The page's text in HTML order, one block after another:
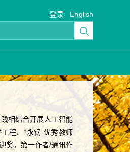
登录 English
相结合开展人工智能
程、“永钢”优秀教师
奖。第一作者/通讯作